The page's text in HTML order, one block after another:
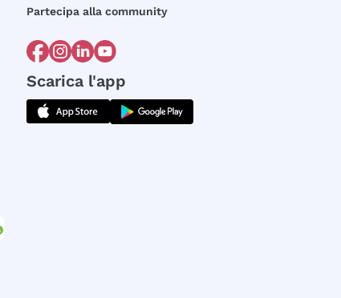
Partecipa alla community
Scarica l'app